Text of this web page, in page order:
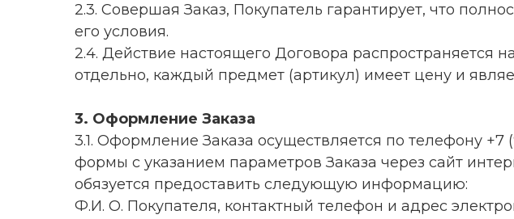
2.3. Совершая Заказ, Покупатель гарантирует, что
его условия.
2.4. Действие настоящего Договора
отдельно, каждый предмет (артикул) имеет цену и
3. Оформление Заказа
3.1. Оформление Заказа осуществляется по телефону
формы с указанием параметров Заказа через сайт
обязуется предоставить следующую информацию:
Ф.И. О. Покупателя, контактный телефон и адрес